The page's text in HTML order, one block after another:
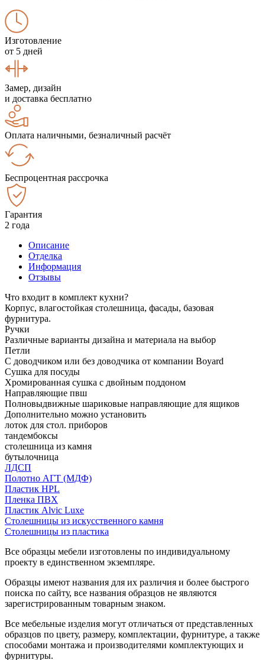
Изготовление
от 5 дней
Замер, дизайн
и доставка бесплатно
Оплата наличными, безналичный расчёт
Беспроцентная рассрочка
Гарантия
2 года
Описание
Отделка
Информация
Отзывы
Что входит в комплект кухни?
Корпус, влагостойкая столешница, фасады, базовая
фурнитура.
Ручки
Различные варианты дизайна и материала на выбор
Петли
С доводчиком или без доводчика от компании Boyard
Сушка для посуды
Хромированная сушка с двойным поддоном
Направляющие пвш
Полновыдвижные шариковые направляющие для ящиков
Дополнительно можно установить
лоток для стол. приборов
тандембоксы
столешница из камня
бутылочница
ЛДСП
Полотно АГТ (МДФ)
Пластик HPL
Пленка ПВХ
Пластик Alvic Luxe
Столешницы из искусственного камня
Столешницы из пластика
Все образцы мебели изготовлены по индивидуальному
проекту в единственном экземпляре.
Образцы имеют названия для их различия и более быстрого
поиска по сайту, все названия образцов не являются
зарегистрированным товарным знаком.
Все мебельные изделия могут отличаться от представленных
образцов по цвету, размеру, комплектации, фурнитуре, а также
способами монтажа и производителями комплектующих и
фурнитуры.